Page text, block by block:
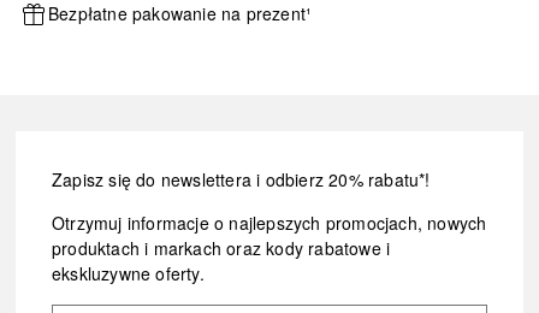
Bezpłatne pakowanie na prezent¹
Zapisz się do newslettera i odbierz 20% rabatu*!
Otrzymuj informacje o najlepszych promocjach, nowych
produktach i markach oraz kody rabatowe i
ekskluzywne oferty.